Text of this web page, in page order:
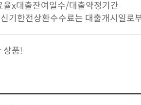
x대출잔여일수/대출약정기간
기한전상환수수료는 대출개시일로
상품!